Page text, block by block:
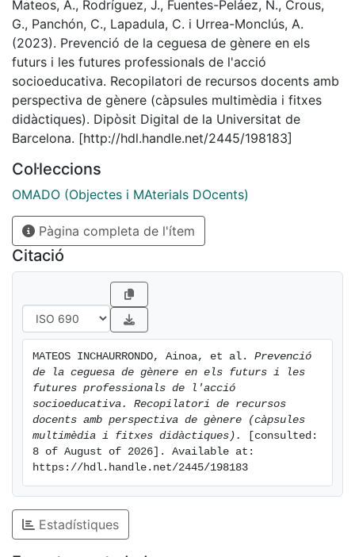
infantil amb PG.
Mateos, A., Rodríguez, J., Fuentes-Peláez, N., Crous,
G., Panchón, C., Lapadula, C. i Urrea-Monclús, A.
(2023). Prevenció de la ceguesa de gènere en els
futurs i les futures professionals de l'acció
socioeducativa. Recopilatori de recursos docents amb
perspectiva de gènere (càpsules multimèdia i fitxes
didàctiques). Dipòsit Digital de la Universitat de
Barcelona. [http://hdl.handle.net/2445/198183]
Col·leccions
OMADO (Objectes i MAterials DOcents)
Pàgina completa de l'ítem
Citació
MATEOS INCHAURRONDO, Ainoa, et al. Prevenció
de la ceguesa de gènere en els futurs i les
futures professionals de l'acció
socioeducativa. Recopilatori de recursos
docents amb perspectiva de gènere (càpsules
multimèdia i fitxes didàctiques).
[consulted:
8 of August of 2026]. Available at:
https://hdl.handle.net/2445/198183
Estadístiques